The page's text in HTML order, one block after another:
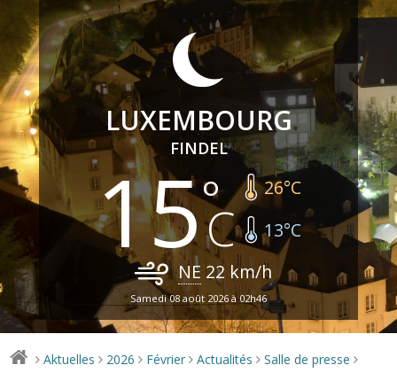
LUXEMBOURG
FINDEL
15 26°C
13°C
NE 22 km/h
Samedi 08 août 2026 à 02h46
> Aktuelles > 2026 > Février > Actualités > Salle de presse >